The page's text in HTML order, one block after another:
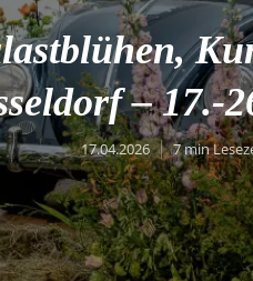
– 17.-
17.04.2026 7 min